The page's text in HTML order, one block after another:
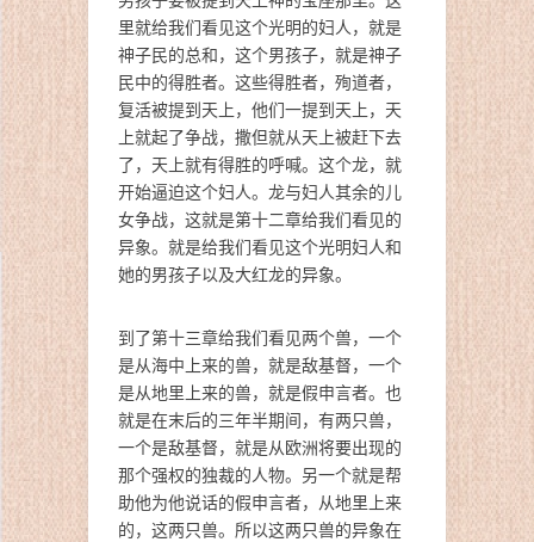
里就给我们看见这个光明的妇人，就是
神子民的总和，这个男孩子，就是神子
民中的得胜者。这些得胜者，殉道者，
复活被提到天上，他们一提到天上，天
上就起了争战，撒但就从天上被赶下去
了，天上就有得胜的呼喊。这个龙，就
开始逼迫这个妇人。龙与妇人其余的儿
女争战，这就是第十二章给我们看见的
异象。就是给我们看见这个光明妇人和
她的男孩子以及大红龙的异象。
到了第十三章给我们看见两个兽，一个
是从海中上来的兽，就是敌基督，一个
是从地里上来的兽，就是假申言者。也
就是在末后的三年半期间，有两只兽，
一个是敌基督，就是从欧洲将要出现的
那个强权的独裁的人物。另一个就是帮
助他为他说话的假申言者，从地里上来
的，这两只兽。所以这两只兽的异象在